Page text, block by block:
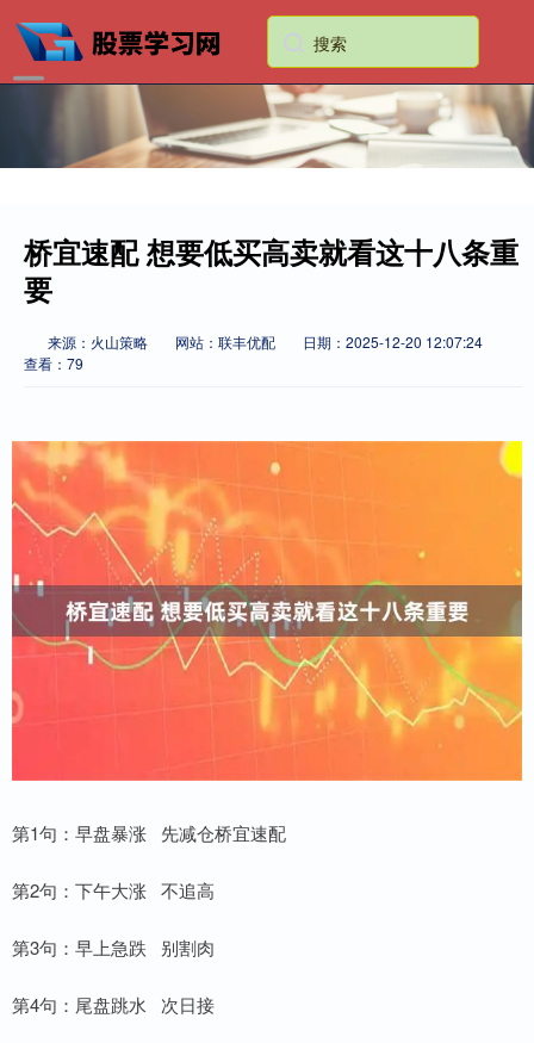
桥宜速配 想要低买高卖就看这十八条重
要
来源：火山策略 网站：联丰优配
日期：2025-12-20 12:07:24
查看：79
第1句：早盘暴涨 先减仓桥宜速配
第2句：下午大涨 不追高
第3句：早上急跌 别割肉
第4句：尾盘跳水 次日接